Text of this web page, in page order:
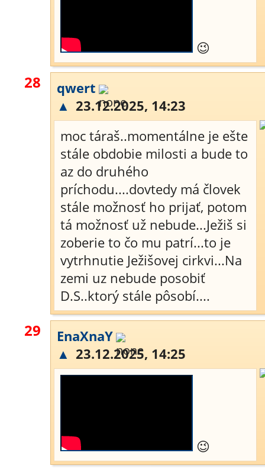
😉
28
qwert
▲ 23.12.2025, 14:23
moc táraš..momentálne je ešte
stále obdobie milosti a bude to
az do druhého
príchodu....dovtedy má človek
stále možnosť ho prijať, potom
tá možnosť už nebude...Ježiš si
zoberie to čo mu patrí...to je
vytrhnutie Ježišovej cirkvi...Na
zemi uz nebude posobiť
D.S..ktorý stále pôsobí....
29
EnaXnaY
▲ 23.12.2025, 14:25
😉